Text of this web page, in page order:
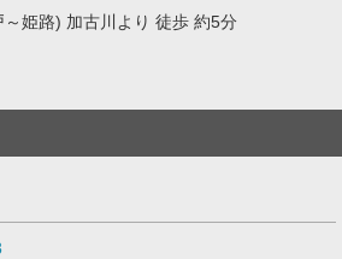
姫路) 加古川より 徒歩 約5分